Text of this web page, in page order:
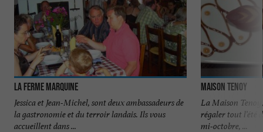
La Ferme Marquine
Jessica et Jean-Michel, sont deux ambassadeurs de
la gastronomie et du terroir landais. Ils vous
accueillent dans ...
Maison Tenoy
La Maison
régaler tout l’été
mi-octobre, ...